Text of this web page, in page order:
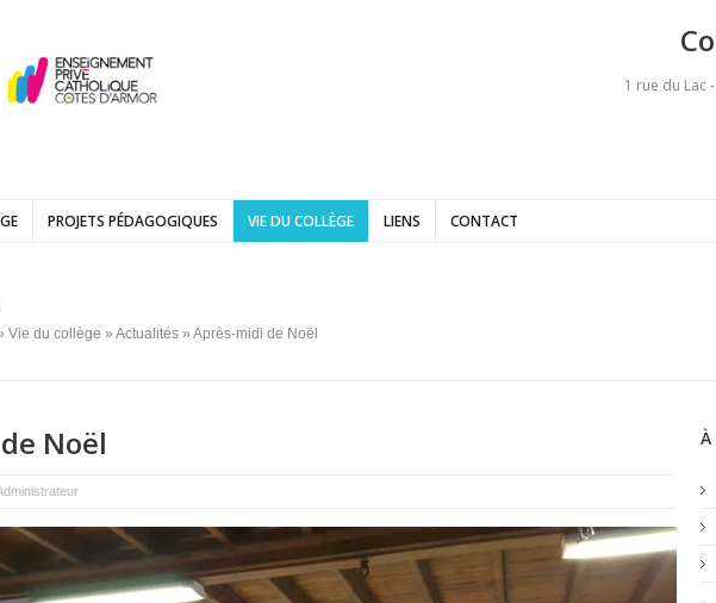
1 rue du Lac
PROJETS PÉDAGOGIQUES VIE DU COLLÈGE LIENS CONTACT
Vie du collège » Actualités » Après-midi de Noël
Noël